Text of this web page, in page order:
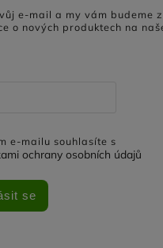
e-mail a my vám budeme
o nových produktech na
e-mailu souhlasíte s
ochrany osobních údajů
se